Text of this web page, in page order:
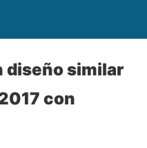
diseño similar
con